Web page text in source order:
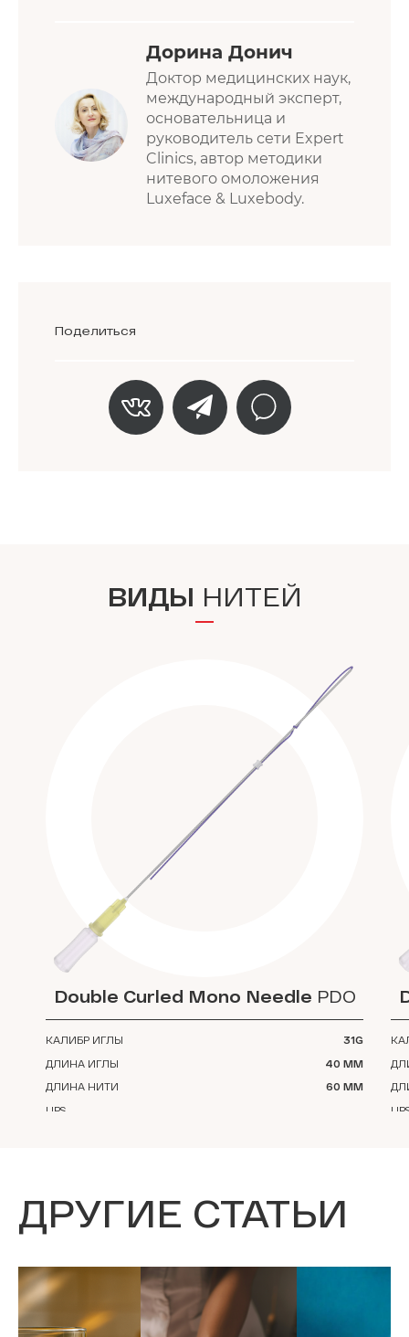
Дорина Донич
Доктор медицинских наук,
международный эксперт,
основательница и
руководитель сети Expert
Clinics, автор методики
нитевого омоложения
Luxeface & Luxebody.
Поделиться
ВИДЫ НИТЕЙ
Double Curled Mono Needle PDO
КАЛИБР ИГЛЫ
31G
ДЛИНА ИГЛЫ
40 ММ
ДЛИНА НИТИ
60 ММ
UPS
ДРУГИЕ СТАТЬИ